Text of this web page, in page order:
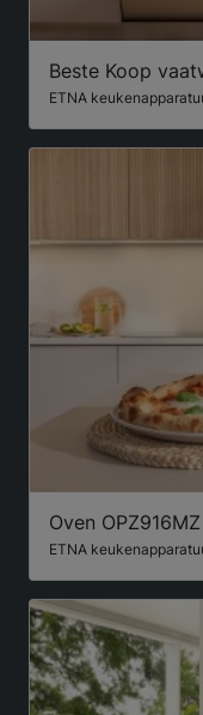
Beste Koop
ETNA
Oven
ETNA